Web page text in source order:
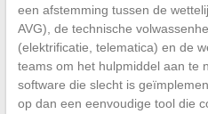
een afstemming tussen de
AVG), de technische
(elektrificatie, telematica) en de
teams om het hulpmiddel aan te
software die slecht is
op dan een eenvoudige tool die